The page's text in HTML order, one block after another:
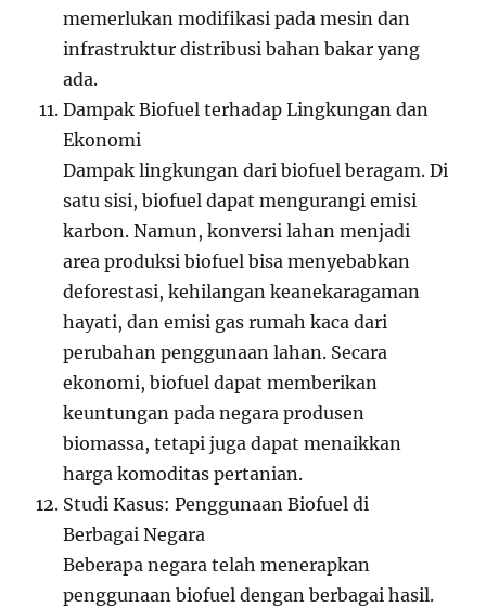
memerlukan modifikasi pada mesin dan
infrastruktur distribusi bahan bakar yang
ada.
Dampak Biofuel terhadap Lingkungan dan
Ekonomi
Dampak lingkungan dari biofuel beragam. Di
satu sisi, biofuel dapat mengurangi emisi
karbon. Namun, konversi lahan menjadi
area produksi biofuel bisa menyebabkan
deforestasi, kehilangan keanekaragaman
hayati, dan emisi gas rumah kaca dari
perubahan penggunaan lahan. Secara
ekonomi, biofuel dapat memberikan
keuntungan pada negara produsen
biomassa, tetapi juga dapat menaikkan
harga komoditas pertanian.
Studi Kasus: Penggunaan Biofuel di
Berbagai Negara
Beberapa negara telah menerapkan
penggunaan biofuel dengan berbagai hasil.